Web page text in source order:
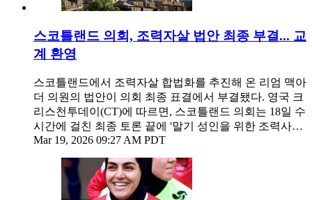
스코틀랜드 의회, 조력자살 법안 최종 부결... 교
계 환영
스코틀랜드에서 조력자살 합법화를 추진해 온 리엄 맥아
더 의원의 법안이 의회 최종 표결에서 부결됐다. 영국 크
리스천투데이(CT)에 따르면, 스코틀랜드 의회는 18일 수
시간에 걸친 최종 토론 끝에 '말기 성인을 위한 조력사…
Mar 19, 2026 09:27 AM PDT